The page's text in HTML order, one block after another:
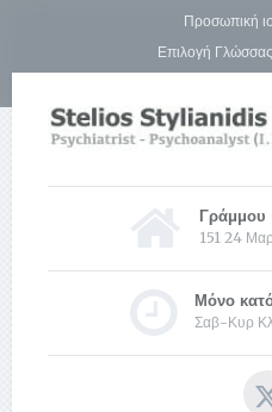
Προσωπική
Επιλογή Γλώσσας
151 24
Μόνο
Σαβ-Κυρ